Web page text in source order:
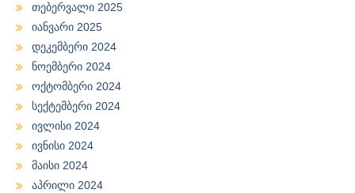
თებერვალი 2025
იანვარი 2025
დეკემბერი 2024
ნოემბერი 2024
ოქტომბერი 2024
სექტემბერი 2024
ივლისი 2024
ივნისი 2024
მაისი 2024
აპრილი 2024